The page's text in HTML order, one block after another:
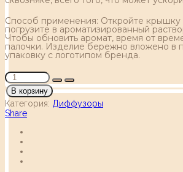
Способ применения: Откройте крышку
погрузите в ароматизированный
Чтобы обновить аромат, время от
палочки. Изделие бережно вложено в
упаковку с логотипом бренда.
В корзину
Категория: Диффузоры
Share